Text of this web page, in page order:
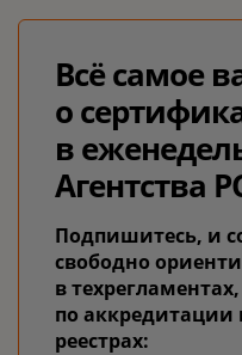
Всё самое
о
в
Агентства
Подпишитесь, и
свободно
в
по
реестрах: